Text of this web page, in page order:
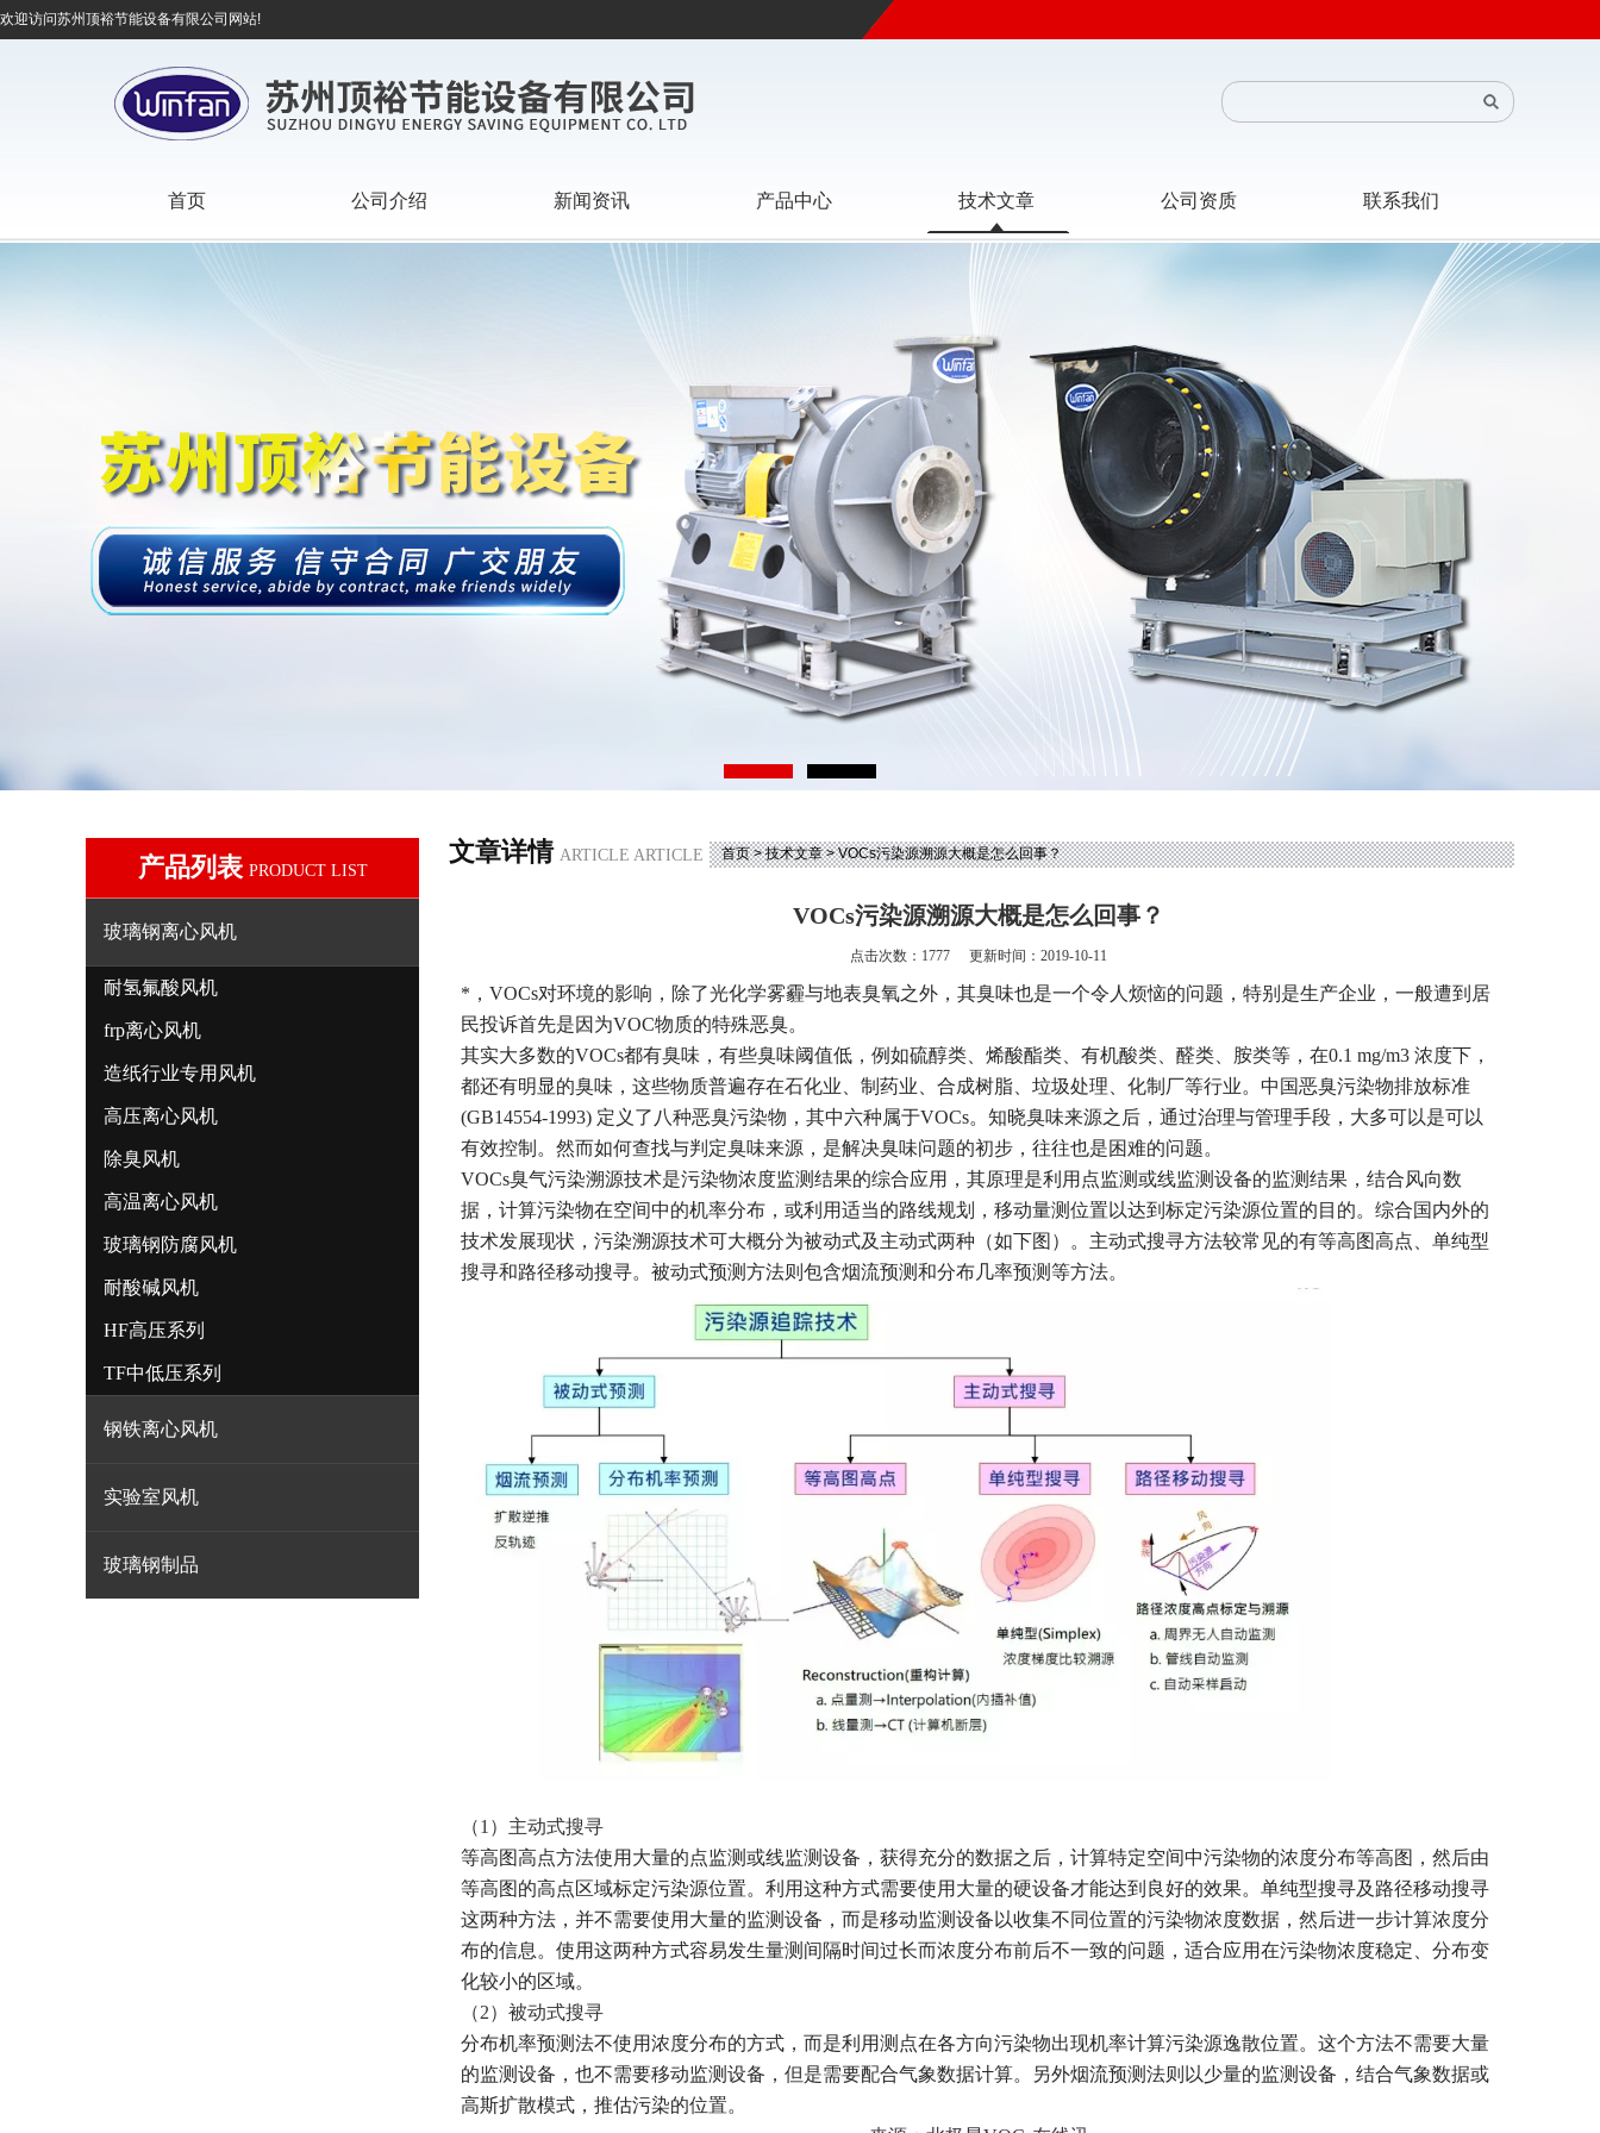
欢迎访问苏州顶裕节能设备有限公司网站!
首页 公司介绍 新闻资讯 产品中心 技术文章 公司资质 联系我们
产品列表 PRODUCT LIST
玻璃钢离心风机
耐氢氟酸风机
frp离心风机
造纸行业专用风机
高压离心风机
除臭风机
高温离心风机
玻璃钢防腐风机
耐酸碱风机
HF高压系列
TF中低压系列
钢铁离心风机
实验室风机
玻璃钢制品
文章详情 ARTICLE ARTICLE 首页>技术文章> VOCs污染源溯源大概是怎么回事？
VOCs污染源溯源大概是怎么回事？
点击次数：1777 更新时间：2019-10-11
*，VOCs对环境的影响，除了光化学雾霾与地表臭氧之外，其臭味也是一个令人烦恼的问题，特别是生产企业，一般遭到居
民投诉首先是因为VOC物质的特殊恶臭。
其实大多数的VOCs都有臭味，有些臭味阈值低，例如硫醇类、烯酸酯类、有机酸类、醛类、胺类等，在0.1 mg/m3 浓度下，
都还有明显的臭味，这些物质普遍存在石化业、制药业、合成树脂、垃圾处理、化制厂等行业。中国恶臭污染物排放标准
(GB14554-1993) 定义了八种恶臭污染物，其中六种属于VOCs。知晓臭味来源之后，通过治理与管理手段，大多可以是可以
有效控制。然而如何查找与判定臭味来源，是解决臭味问题的初步，往往也是困难的问题。
VOCs臭气污染溯源技术是污染物浓度监测结果的综合应用，其原理是利用点监测或线监测设备的监测结果，结合风向数
据，计算污染物在空间中的机率分布，或利用适当的路线规划，移动量测位置以达到标定污染源位置的目的。综合国内外的
技术发展现状，污染溯源技术可大概分为被动式及主动式两种（如下图）。主动式搜寻方法较常见的有等高图高点、单纯型
搜寻和路径移动搜寻。被动式预测方法则包含烟流预测和分布几率预测等方法。
（1 ）主动式搜寻
等高图高点方法使用大量的点监测或线监测设备，获得充分的数据之后，计算特定空间中污染物的浓度分布等高图，然后由
等高图的高点区域标定污染源位置。利用这种方式需要使用大量的硬设备才能达到良好的效果。单纯型搜寻及路径移动搜寻
这两种方法，并不需要使用大量的监测设备，而是移动监测设备以收集不同位置的污染物浓度数据，然后进一步计算浓度分
布的信息。使用这两种方式容易发生量测间隔时间过长而浓度分布前后不一致的问题，适合应用在污染物浓度稳定、分布变
化较小的区域。
（2）被动式搜寻
分布机率预测法不使用浓度分布的方式，而是利用测点在各方向污染物出现机率计算污染源逸散位置。这个方法不需要大量
的监测设备，也不需要移动监测设备，但是需要配合气象数据计算。另外烟流预测法则以少量的监测设备，结合气象数据或
高斯扩散模式，推估污染的位置。